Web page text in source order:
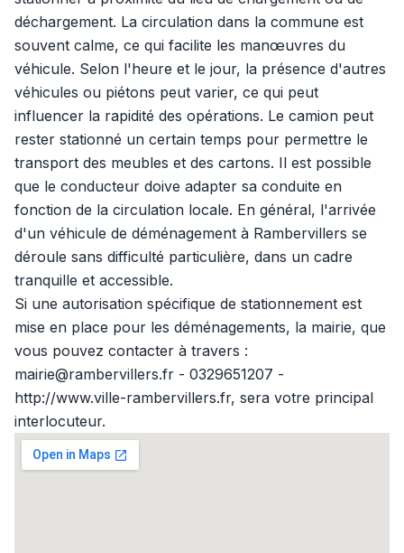
déchargement. La circulation dans la commune est
souvent calme, ce qui facilite les manœuvres du
véhicule. Selon l'heure et le jour, la présence d'autres
véhicules ou piétons peut varier, ce qui peut
influencer la rapidité des opérations. Le camion peut
rester stationné un certain temps pour permettre le
transport des meubles et des cartons. Il est possible
que le conducteur doive adapter sa conduite en
fonction de la circulation locale. En général, l'arrivée
d'un véhicule de déménagement à Rambervillers se
déroule sans difficulté particulière, dans un cadre
tranquille et accessible.
Si une autorisation spécifique de stationnement est
mise en place pour les déménagements, la mairie, que
vous pouvez contacter à travers :
mairie@rambervillers.fr - 0329651207 -
http://www.ville-rambervillers.fr, sera votre principal
interlocuteur.